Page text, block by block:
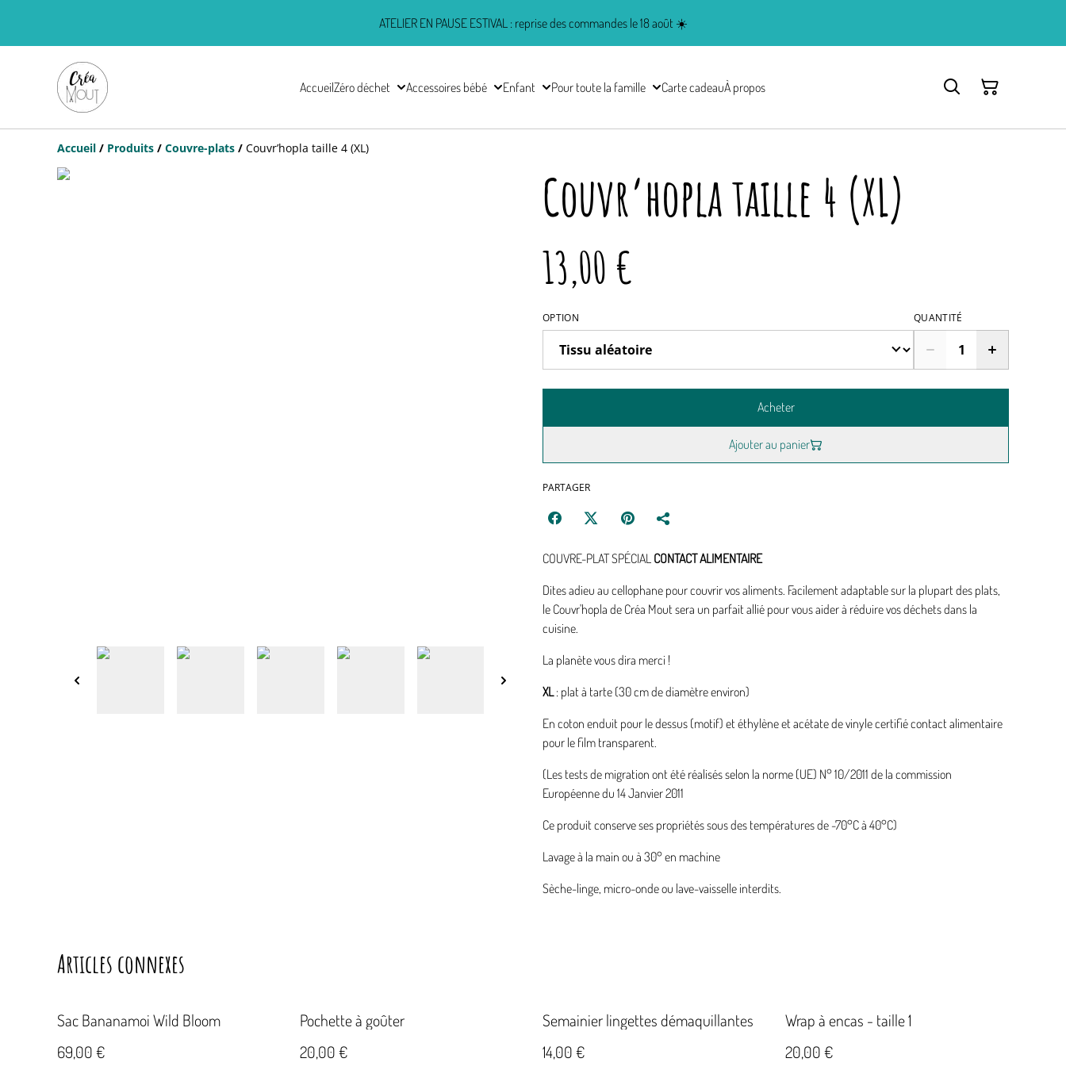
ATELIER EN PAUSE ESTIVAL : reprise des commandes le 18 août ☀️
AccueilZéro déchet Accessoires bébé Enfant Pour toute la famille Carte cadeauÀ propos
Accueil / Produits / Couvre-plats / Couvr’hopla taille 4 (XL)
Couvr’hopla taille 4 (XL)
13,00 €
OPTION QUANTITÉ
Acheter
Ajouter au panier
PARTAGER
COUVRE-PLAT SPÉCIAL CONTACT ALIMENTAIRE
Dites adieu au cellophane pour couvrir vos aliments. Facilement adaptable sur la plupart des plats,
le Couvr'hopla de Créa Mout sera un parfait allié pour vous aider à réduire vos déchets dans la
cuisine.
La planète vous dira merci !
XL: plat à tarte (30 cm de diamètre environ)
En coton enduit pour le dessus (motif) et éthylène et acétate de vinyle certifié contact alimentaire
pour le film transparent.
(Les tests de migration ont été réalisés selon la norme (UE) N° 10/2011 de la commission
Européenne du 14 Janvier 2011
Ce produit conserve ses propriétés sous des températures de -70°C à 40°C)
Lavage à la main ou à 30° en machine
Sèche-linge, micro-onde ou lave-vaisselle interdits.
Articles connexes
Sac Bananamoi Wild Bloom
69,00 €
Pochette à goûter
20,00 €
Semainier lingettes démaquillantes
14,00 €
Wrap à encas - taille 1
20,00 €